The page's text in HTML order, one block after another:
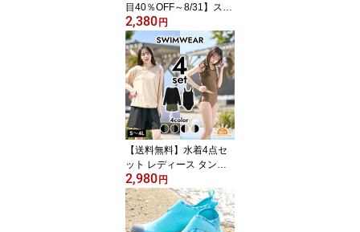
目40％OFF～8/31】スポ
ーツブラ 水陸両用ブラト
ップ レディース ホール
ド 揺れない スポブラ AL
451101D031 &life アン
ドライフ
2,380円
【送料無料】水着4点セ
ット レディース タンキ
ニ 体型カバー 普段着見
え ラッシュガード セパ
レート EC610312D52
【ご自宅配送限定】‥
2,980円